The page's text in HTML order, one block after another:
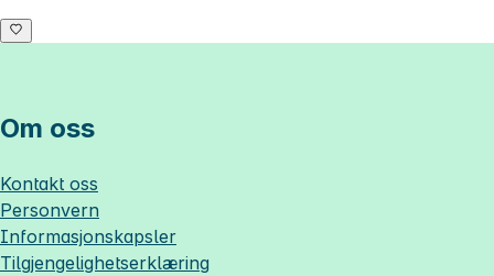
Om oss
Kontakt oss
Personvern
Informasjonskapsler
Tilgjengelighetserklæring